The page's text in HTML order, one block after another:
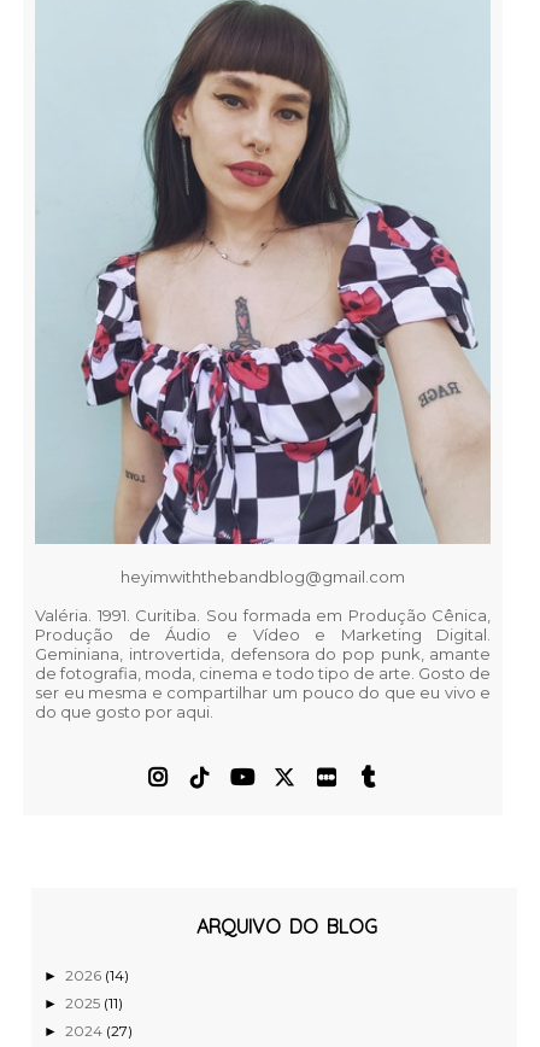
heyimwiththebandblog@gmail.com
Valéria. 1991. Curitiba. Sou formada em Produção Cênica,
Produção de Áudio e Vídeo e Marketing Digital.
Geminiana, introvertida, defensora do pop punk, amante
de fotografia, moda, cinema e todo tipo de arte. Gosto de
ser eu mesma e compartilhar um pouco do que eu vivo e
do que gosto por aqui.
ARQUIVO DO BLOG
►2026 (14)
►2025 (11)
►2024 (27)